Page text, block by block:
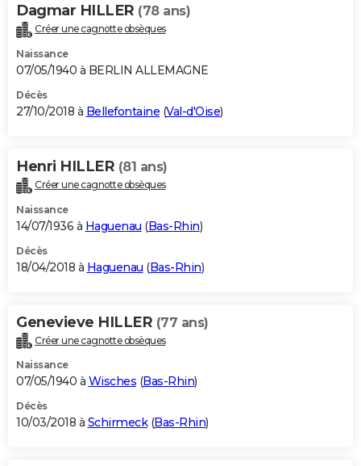
Dagmar HILLER (78 ans)
Créer une cagnotte obsèques
Naissance
07/05/1940 à BERLIN ALLEMAGNE
Décès
27/10/2018 à Bellefontaine (Val-d'Oise)
Henri HILLER (81 ans)
Créer une cagnotte obsèques
Naissance
14/07/1936 à Haguenau (Bas-Rhin)
Décès
18/04/2018 à Haguenau (Bas-Rhin)
Genevieve HILLER (77 ans)
Créer une cagnotte obsèques
Naissance
07/05/1940 à Wisches (Bas-Rhin)
Décès
10/03/2018 à Schirmeck(Bas-Rhin)